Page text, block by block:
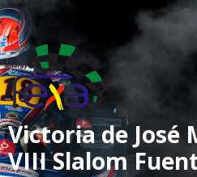
Victoria de José
VIII Slalom